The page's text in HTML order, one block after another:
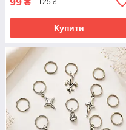
125 ₴
Купити